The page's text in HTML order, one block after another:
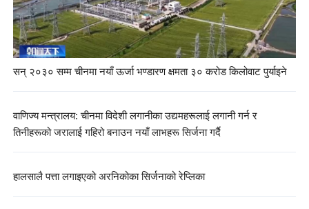
सन् २०३० सम्म चीनमा नयाँ ऊर्जा भण्डारण क्षमता ३० करोड किलोवाट पुर्याइने
वाणिज्य मन्त्रालय: चीनमा विदेशी लगानीका उद्यमहरूलाई लगानी गर्न र
तिनीहरूको जरालाई गहिरो बनाउन नयाँ लाभहरू सिर्जना गर्दै
हालसालै पत्ता लगाइएको अरनिकोका सिर्जनाको रेप्लिका